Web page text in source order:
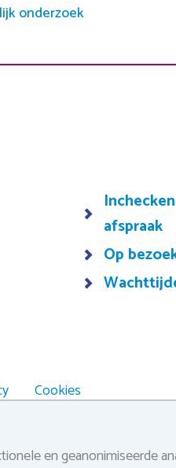
onderzoek
afspraak
Op
Cookies
en geanonimiseerde